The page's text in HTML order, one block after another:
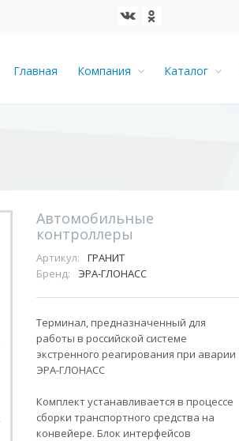
Главная Компания Каталог
Автомобильные
контроллеры
Артикул:
ГРАНИТ
Бренд:
ЭРА-ГЛОНАСС
Терминал, предназначенный для
работы в российской системе
экстренного реагирования при аварии
ЭРА-ГЛОНАСС
Комплект устанавливается в процессе
сборки транспортного средства на
конвейере. Блок интерфейсов